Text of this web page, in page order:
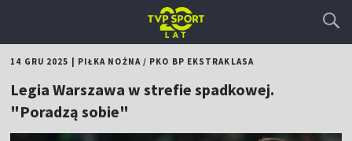
14 GRU 2025 PIŁKA NOŻNA/ PKO BP EKSTRAKLASA
Legia Warszawa w strefie spadkowej.
"Poradzą sobie"